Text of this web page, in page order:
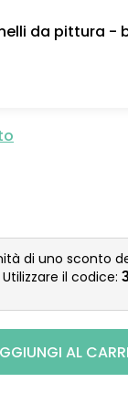
da pittura -
di uno sconto
Utilizzare il codice:
AL